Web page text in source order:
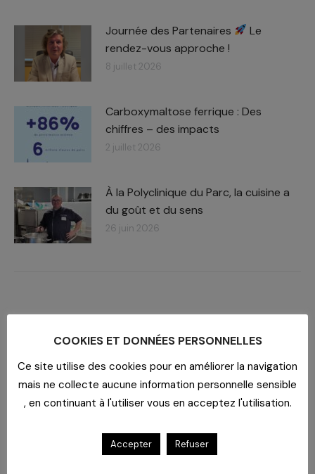
Journée des Partenaires
Le
rendez-vous approche !
8 juillet 2026
Carboxymaltose ferrique : Des
chiffres – des impacts​
2 juillet 2026
À la Polyclinique du Parc, la cuisine a
du goût et du sens
26 juin 2026
Recherche
Imaginer un lieu de vie
COOKIES ET DONNÉES PERSONNELLES
Ce site utilise des cookies pour en améliorer la navigation
mais ne collecte aucune information personnelle sensible
, en continuant à l'utiliser vous en acceptez l'utilisation.
Accepter Refuser